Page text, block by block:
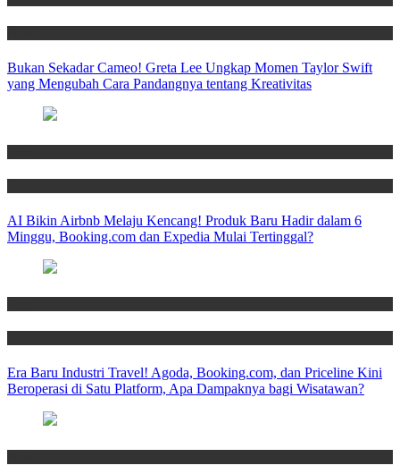
Bukan Sekadar Cameo! Greta Lee Ungkap Momen Taylor Swift
yang Mengubah Cara Pandangnya tentang Kreativitas
AI Bikin Airbnb Melaju Kencang! Produk Baru Hadir dalam 6
Minggu, Booking.com dan Expedia Mulai Tertinggal?
Era Baru Industri Travel! Agoda, Booking.com, dan Priceline Kini
Beroperasi di Satu Platform, Apa Dampaknya bagi Wisatawan?